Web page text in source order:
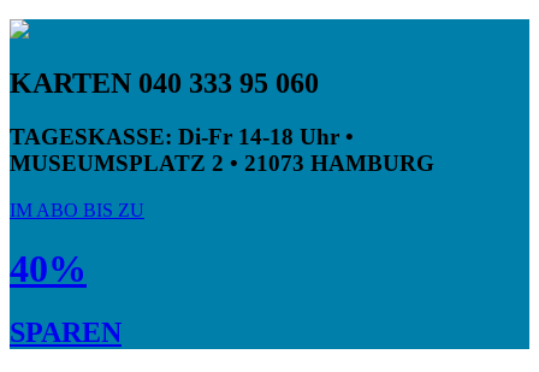
KARTEN 040 333 95 060
TAGESKASSE: Di-Fr 14-18 Uhr •
MUSEUMSPLATZ 2 • 21073 HAMBURG
IM ABO BIS ZU
40%
SPAREN